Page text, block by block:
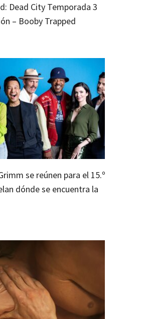
Dead City Temporada 3
– Booby Trapped
se reúnen para el 15.º
dónde se encuentra la